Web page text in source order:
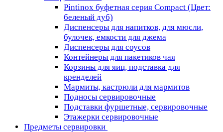
Pintinox буфетная серия Compact (Цвет:
беленый дуб)
Диспенсеры для напитков, для мюсли,
булочек, емкости для джема
Диспенсеры для соусов
Контейнеры для пакетиков чая
Корзины для яиц, подставка для
кренделей
Мармиты, кастрюли для мармитов
Подносы сервировочные
Подставки фуршетные, сервировочные
Этажерки сервировочные
Предметы сервировки